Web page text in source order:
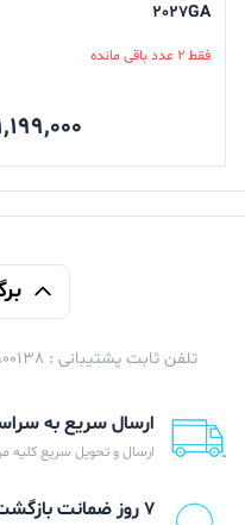
2027GA
فقط 2 عدد باقی مانده
تلفن ثابت پشتیبانی : 02188800138 | پاسخگویی در ساعات اداری
ارسال سریع به
ارسال و تحویل سریع کلیه
۷ روز ضمانت بازگشت